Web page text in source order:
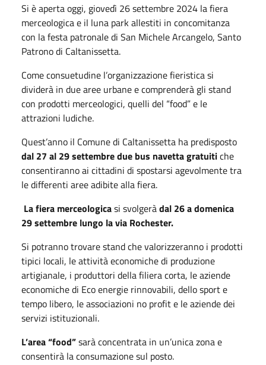
Si è aperta oggi, giovedì 26 settembre 2024 la fiera
merceologica e il luna park allestiti in concomitanza
con la festa patronale di San Michele Arcangelo, Santo
Patrono di Caltanissetta.
Come consuetudine l’organizzazione fieristica si
dividerà in due aree urbane e comprenderà gli stand
con prodotti merceologici, quelli del “food” e le
attrazioni ludiche.
Quest’anno il Comune di Caltanissetta ha predisposto
dal 27 al 29 settembre due bus navetta gratuitiche
consentiranno ai cittadini di spostarsi agevolmente tra
le differenti aree adibite alla fiera.
La fiera merceologicasi svolgeràdal 26 a domenica
29 settembre lungo la via Rochester.
Si potranno trovare stand che valorizzeranno i prodotti
tipici locali, le attività economiche di produzione
artigianale, i produttori della filiera corta, le aziende
economiche di Eco energie rinnovabili, dello sport e
tempo libero, le associazioni no profit e le aziende dei
servizi istituzionali.
L’area “food”sarà concentrata in un’unica zona e
consentirà la consumazione sul posto.